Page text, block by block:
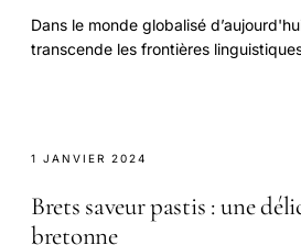
Dans le monde globalisé
transcende les frontières
1 JANVIER 2024
Brets saveur pastis : une
bretonne